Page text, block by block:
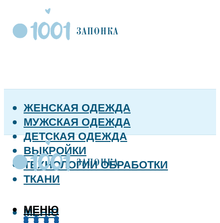
ЖЕНСКАЯ ОДЕЖДА
МУЖСКАЯ ОДЕЖДА
ДЕТСКАЯ ОДЕЖДА
ВЫКРОЙКИ
ТЕХНОЛОГИИ ОБРАБОТКИ
ТКАНИ
МЕНЮ
МЕНЮ